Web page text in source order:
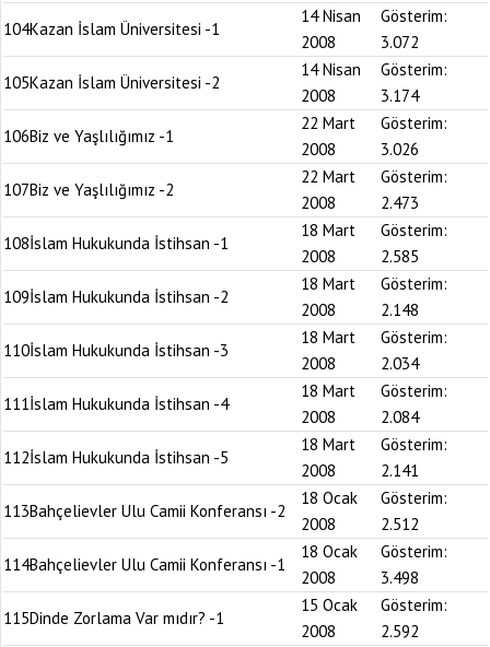
104Kazan İslam Üniversitesi -1
14 Nisan
2008
Gösterim:
3.072
105Kazan İslam Üniversitesi -2
14 Nisan
2008
Gösterim:
3.174
106Biz ve Yaşlılığımız -1
22 Mart
2008
Gösterim:
3.026
107Biz ve Yaşlılığımız -2
22 Mart
2008
Gösterim:
2.473
108İslam Hukukunda İstihsan -1
18 Mart
2008
Gösterim:
2.585
109İslam Hukukunda İstihsan -2
18 Mart
2008
Gösterim:
2.148
110İslam Hukukunda İstihsan -3
18 Mart
2008
Gösterim:
2.034
111İslam Hukukunda İstihsan -4
18 Mart
2008
Gösterim:
2.084
112İslam Hukukunda İstihsan -5
18 Mart
2008
Gösterim:
2.141
113Bahçelievler Ulu Camii Konferansı -2
18 Ocak
2008
Gösterim:
2.512
114Bahçelievler Ulu Camii Konferansı -1
18 Ocak
2008
Gösterim:
3.498
115Dinde Zorlama Var mıdır? -1
15 Ocak
2008
Gösterim:
2.592